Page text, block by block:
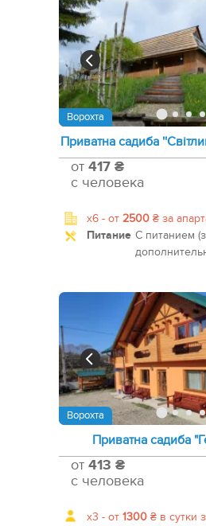
Ворохта
Приватна садиба
от 417 ₴
с человека
x6 - от 2500 ₴ за
Питание С питанием
Ворохта
Приватна садиба
от 413 ₴
с человека
x3 - от 1300 ₴ в сутки